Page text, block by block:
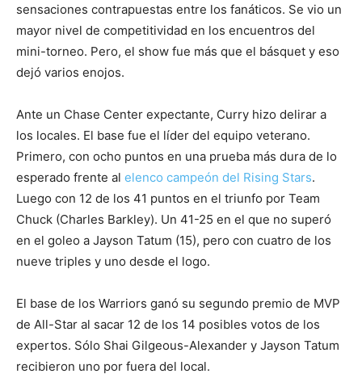
sensaciones contrapuestas entre los fanáticos. Se vio un
mayor nivel de competitividad en los encuentros del
mini-torneo. Pero, el show fue más que el básquet y eso
dejó varios enojos.
Ante un Chase Center expectante, Curry hizo delirar a
los locales. El base fue el líder del equipo veterano.
Primero, con ocho puntos en una prueba más dura de lo
esperado frente al elenco campeón del Rising Stars.
Luego con 12 de los 41 puntos en el triunfo por Team
Chuck (Charles Barkley). Un 41-25 en el que no superó
en el goleo a Jayson Tatum (15), pero con cuatro de los
nueve triples y uno desde el logo.
El base de los Warriors ganó su segundo premio de MVP
de All-Star al sacar 12 de los 14 posibles votos de los
expertos. Sólo Shai Gilgeous-Alexander y Jayson Tatum
recibieron uno por fuera del local.